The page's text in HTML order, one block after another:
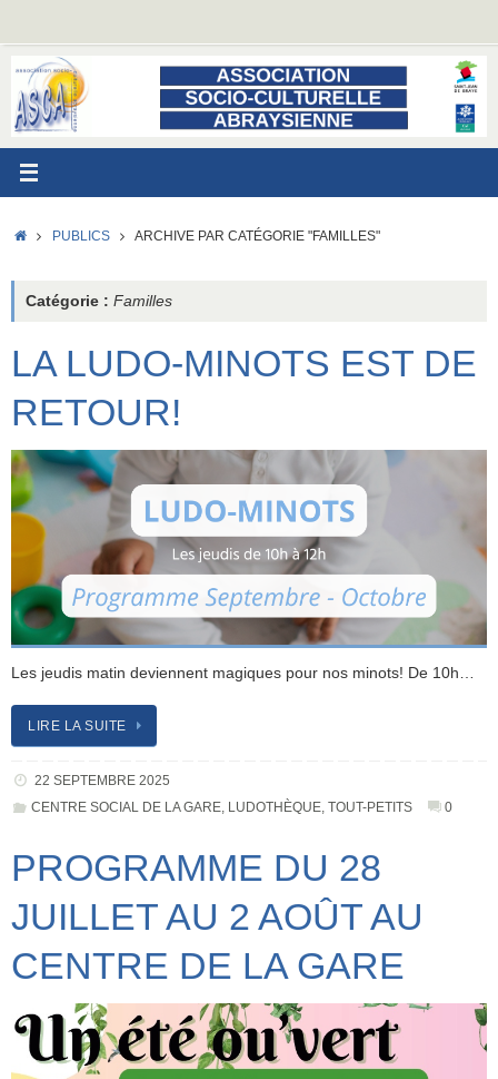
contenu
ACCUEIL
PUBLICS ARCHIVE PAR CATÉGORIE "FAMILLES"
Catégorie : Familles
LA LUDO-MINOTS EST DE
RETOUR!
Les jeudis matin deviennent magiques pour nos minots! De 10h…
LIRE LA SUITE
22 SEPTEMBRE 2025
CENTRE SOCIAL DE LA GARE, LUDOTHÈQUE, TOUT-PETITS 0
PROGRAMME DU 28
JUILLET AU 2 AOÛT AU
CENTRE DE LA GARE